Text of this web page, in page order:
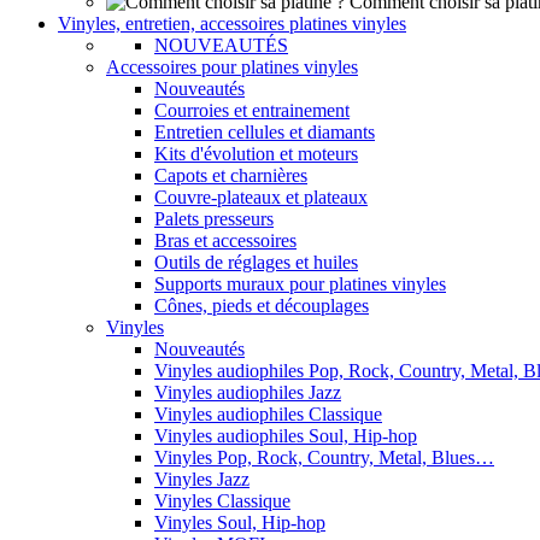
Vinyles, entretien, accessoires platines vinyles
NOUVEAUTÉS
Accessoires pour platines vinyles
Nouveautés
Courroies et entrainement
Entretien cellules et diamants
Kits d'évolution et moteurs
Capots et charnières
Couvre-plateaux et plateaux
Palets presseurs
Bras et accessoires
Outils de réglages et huiles
Supports muraux pour platines vinyles
Cônes, pieds et découplages
Vinyles
Nouveautés
Vinyles audiophiles Pop, Rock, Country, Metal,
Vinyles audiophiles Jazz
Vinyles audiophiles Classique
Vinyles audiophiles Soul, Hip-hop
Vinyles Pop, Rock, Country, Metal, Blues…
Vinyles Jazz
Vinyles Classique
Vinyles Soul, Hip-hop